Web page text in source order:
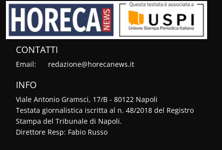
CONTATTI
Email: redazione@horecanews.it
INFO
Viale Antonio Gramsci, 17/B - 80122 Napoli
Testata giornalistica iscritta al n. 48/2018 del Registro
Stampa del Tribunale di Napoli.
Direttore Resp: Fabio Russo